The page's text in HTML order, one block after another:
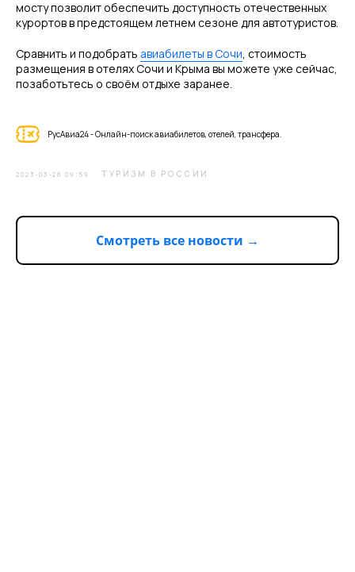
мосту позволит обеспечить доступность отечественных
курортов в предстоящем летнем сезоне для автотуристов.
Сравнить и подобрать авиабилеты в Сочи, стоимость
размещения в отелях Сочи и Крыма вы можете уже сейчас,
позаботьтесь о своём отдыхе заранее.
РусАвиа24 - Онлайн-поиск авиабилетов, отелей, трансфера.
2023-03-28 09:59 ТУРИЗМ В РОССИИ
Смотреть все новости →